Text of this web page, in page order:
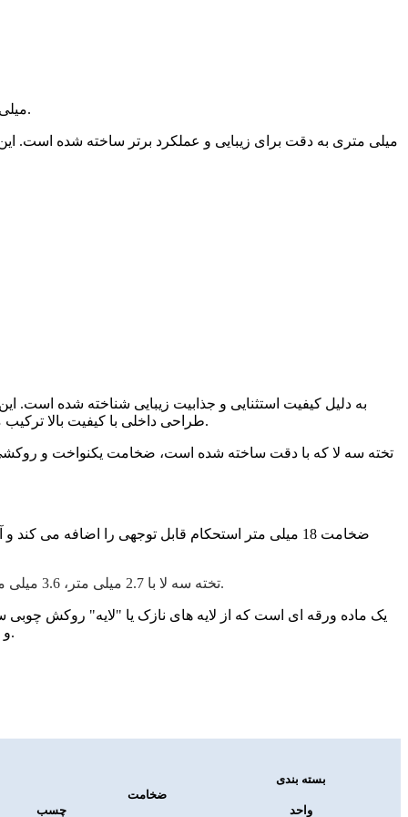
تخته چندلای فانتزی Sapele 18 میلی متری ظرافت و دوام بی نظیری را ارائه می دهد که برای فضای داخلی مجلل و مبلمان سفارشی عالی است.
طراحی داخلی با کیفیت بالا ترکیب می کند. هر ورق دارای یک سطح روکش با دقت انتخاب شده است که الگوهای دانه های متمایز و رنگ غنی چوب ساپل را به نمایش می گذارد.
تخته سه لا که با دقت ساخته شده است، ضخامت یکنواخت و
ضخامت 18 میلی متر استحکام قابل توجهی را اضافه
تخته سه لا با 2.7 میلی متر، 3.6 میلی متر، 4 میلی متر، 5.2 میلی متر، 6 میلی متر، 9 میلی متر، 12 میلی متر، 18 میلی متر، 21 میلی متر ضخامت معمولی برای انتخاب.
این یک چوب مهندسی شده از خانواده تخته های تولید شده است که شامل تخته فیبر با چگالی متوسط ​​(MDF) و تخته خرده چوب (نئوپان) است.
چسب
ضخامت
بسته بندی
واحد